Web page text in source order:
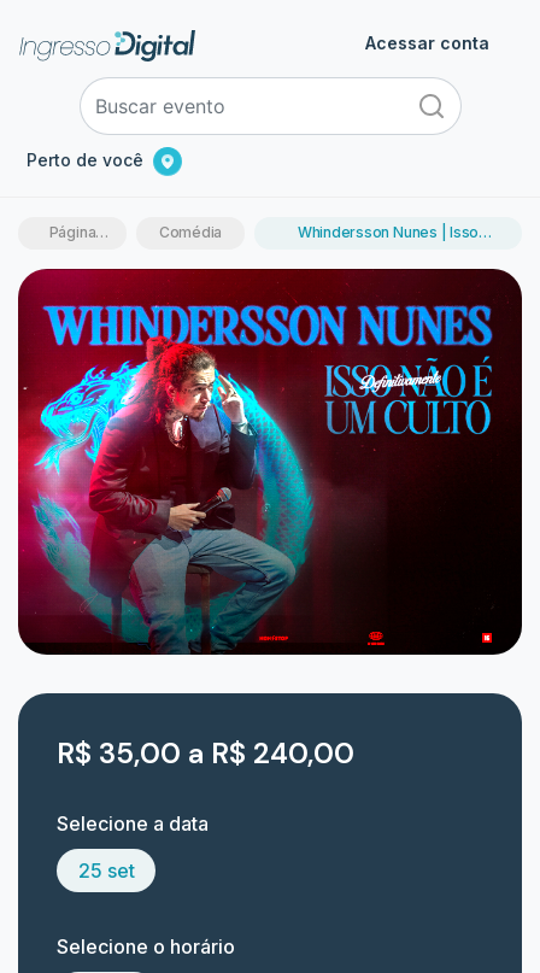
Perto de você
Acessar conta
Página
Comédia
Whindersson Nunes | Isso
R$ 35,00 a R$ 240,00
Selecione a data
25 set
Selecione o horário